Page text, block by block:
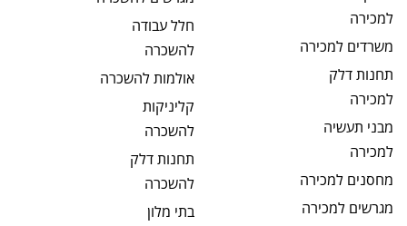
למכירה
משרדים למכירה
תחנות דלק
למכירה
מבני תעשיה
למכירה
מחסנים למכירה
מגרשים למכירה
חלל עבודה
להשכרה
אולמותלהשכרה
קליניקות
להשכרה
תחנות דלק
להשכרה
בתי מלון